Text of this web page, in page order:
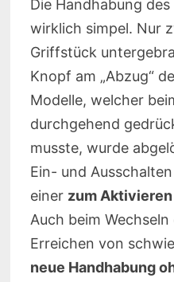
Die Handhabung
wirklich simpel. Nur
Griffstück
Knopf am „Abzug“
Modelle, welcher
durchgehend
musste, wurde
Ein- und
einer zum
Auch beim
Erreichen von
neue Handhabung